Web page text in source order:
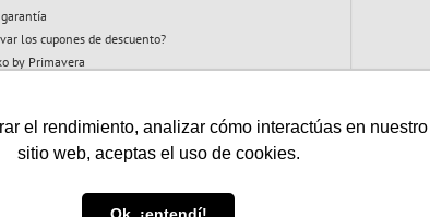
el rendimiento, analizar cómo interactúas en
sitio web, aceptas el uso de cookies.
los cupones de descuento?
by Primavera
Vigilado: